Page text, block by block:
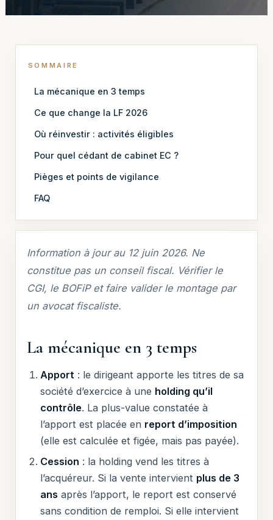
SOMMAIRE
La mécanique en 3 temps
Ce que change la LF 2026
Où réinvestir : activités éligibles
Pour quel cédant de cabinet EC ?
Pièges et points de vigilance
FAQ
Information à jour au 12 juin 2026. Ne
constitue pas un conseil fiscal. Vérifier le
CGI, le BOFiP et faire valider le montage par
un avocat fiscaliste.
La mécanique en 3 temps
Apport : le dirigeant apporte les titres de sa
société d’exercice à une holding qu’il
contrôle. La plus-value constatée à
l’apport est placée en report d’imposition
(elle est calculée et figée, mais pas payée).
Cession : la holding vend les titres à
l’acquéreur. Si la vente intervient plus de 3
ans après l’apport, le report est conservé
sans condition de remploi. Si elle intervient